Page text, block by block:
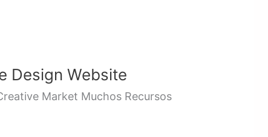
Design Website
Market Muchos Recursos